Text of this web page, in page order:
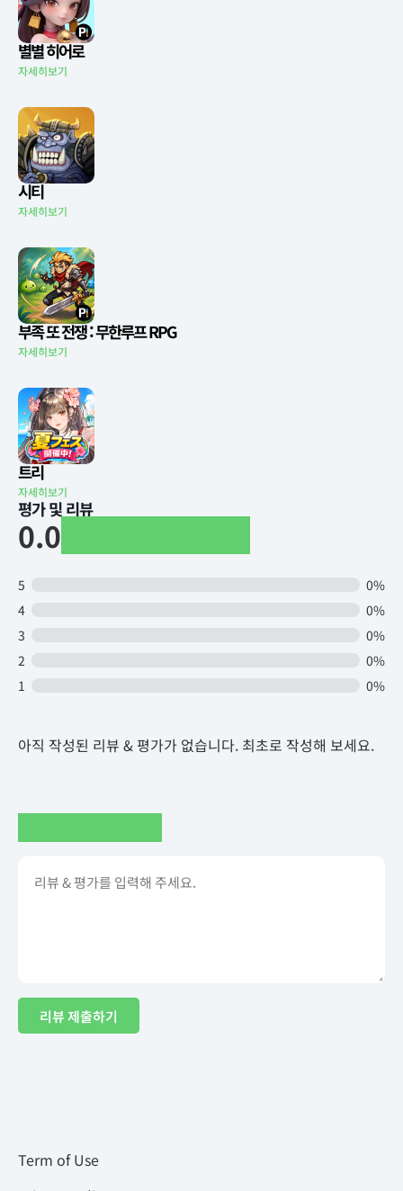
별별 히어로
자세히보기
시티
자세히보기
부족 또 전쟁 : 무한루프 RPG
자세히보기
트리
자세히보기
평가 및 리뷰
0.0
5
0%
4
0%
3
0%
2
0%
1
0%
아직 작성된 리뷰 & 평가가 없습니다. 최초로 작성해 보세요.
리뷰 제출하기
Term of Use